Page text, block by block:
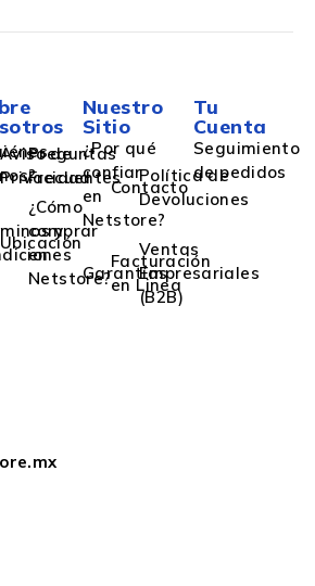
Aviso de
Privacidad
Preguntas
Frecuentes
y
Ubicación
¿Cómo
comprar
en
Netstore?
Nuestro
Sitio
¿Por qué
confiar
en
Netstore?
Contacto
Política de
Devoluciones
Garantías
Facturación
en Linea
Ventas
Empresariales
(B2B)
Tu
Cuenta
Seguimiento
de pedidos